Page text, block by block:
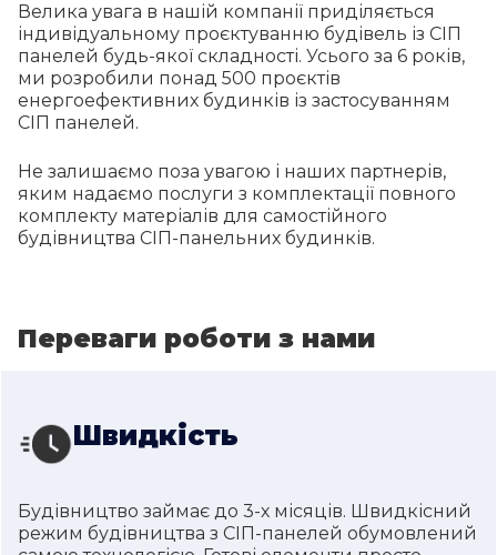
Велика увага в нашій компанії приділяється
індивідуальному проєктуванню будівель із СІП
панелей будь-якої складності. Усього за 6 років,
ми розробили понад 500 проєктів
енергоефективних будинків із застосуванням
СІП панелей.
Не залишаємо поза увагою і наших партнерів,
яким надаємо послуги з комплектації повного
комплекту матеріалів для самостійного
будівництва СІП-панельних будинків.
Переваги роботи з нами
Швидкість
Будівництво займає до 3-х місяців. Швидкісний
режим будівництва з СІП-панелей обумовлений